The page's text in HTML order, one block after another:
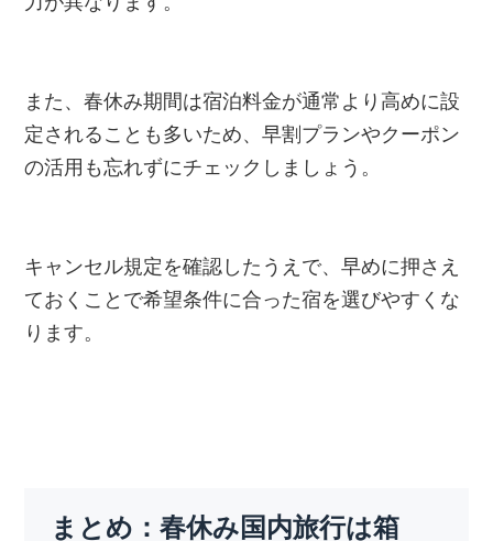
また、春休み期間は宿泊料金が通常より高めに設
定されることも多いため、早割プランやクーポン
の活用も忘れずにチェックしましょう。
キャンセル規定を確認したうえで、早めに押さえ
ておくことで希望条件に合った宿を選びやすくな
ります。
まとめ：春休み国内旅行は箱